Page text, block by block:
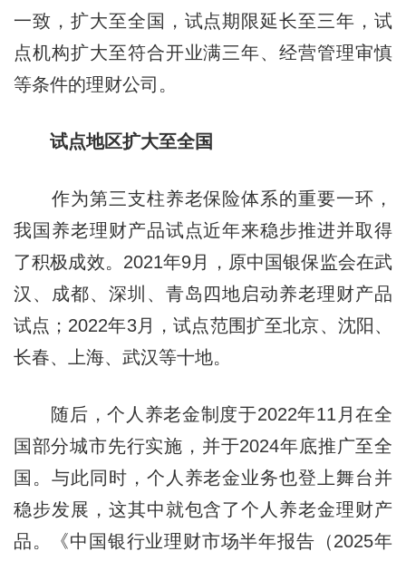
一致，扩大至全国，试点期限延长至三年，试
点机构扩大至符合开业满三年、经营管理审慎
等条件的理财公司。
试点地区扩大至全国
作为第三支柱养老保险体系的重要一环，
我国养老理财产品试点近年来稳步推进并取得
了积极成效。2021年9月，原中国银保监会在武
汉、成都、深圳、青岛四地启动养老理财产品
试点；2022年3月，试点范围扩至北京、沈阳、
长春、上海、武汉等十地。
随后，个人养老金制度于2022年11月在全
国部分城市先行实施，并于2024年底推广至全
国。与此同时，个人养老金业务也登上舞台并
稳步发展，这其中就包含了个人养老金理财产
品。《中国银行业理财市场半年报告（2025年